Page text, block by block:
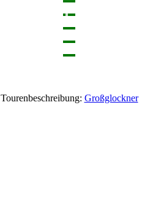
Tourenbeschreibung: Großglockner